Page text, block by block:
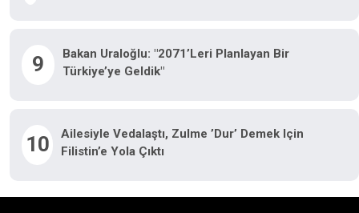
9
Bakan Uraloğlu: "2071’leri Planlayan Bir
Türkiye’ye Geldik"
10
Ailesiyle Vedalaştı, Zulme ’dur’ Demek Için
Filistin’e Yola Çıktı